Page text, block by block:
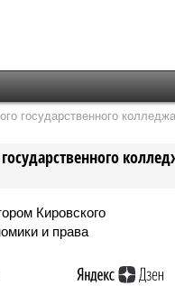
государственного